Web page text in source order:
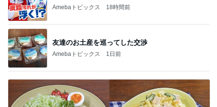
Amebaトピックス 18時間前
友達のお土産を巡ってした交渉
Amebaトピックス 1日前